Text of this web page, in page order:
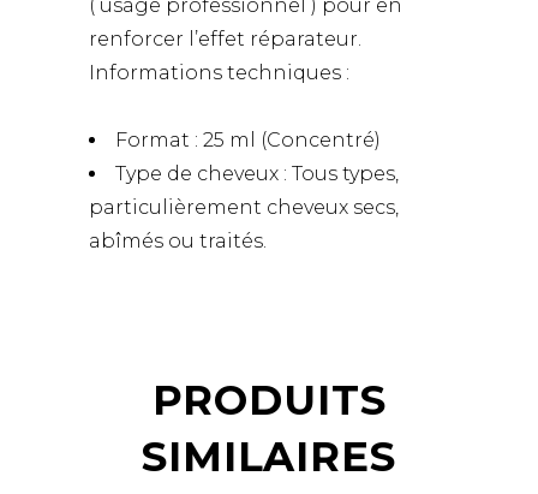
( usage professionnel ) pour en
renforcer l’effet réparateur.
Informations techniques :
Format : 25 ml (Concentré)
Type de cheveux : Tous types,
particulièrement cheveux secs,
abîmés ou traités.
PRODUITS
SIMILAIRES